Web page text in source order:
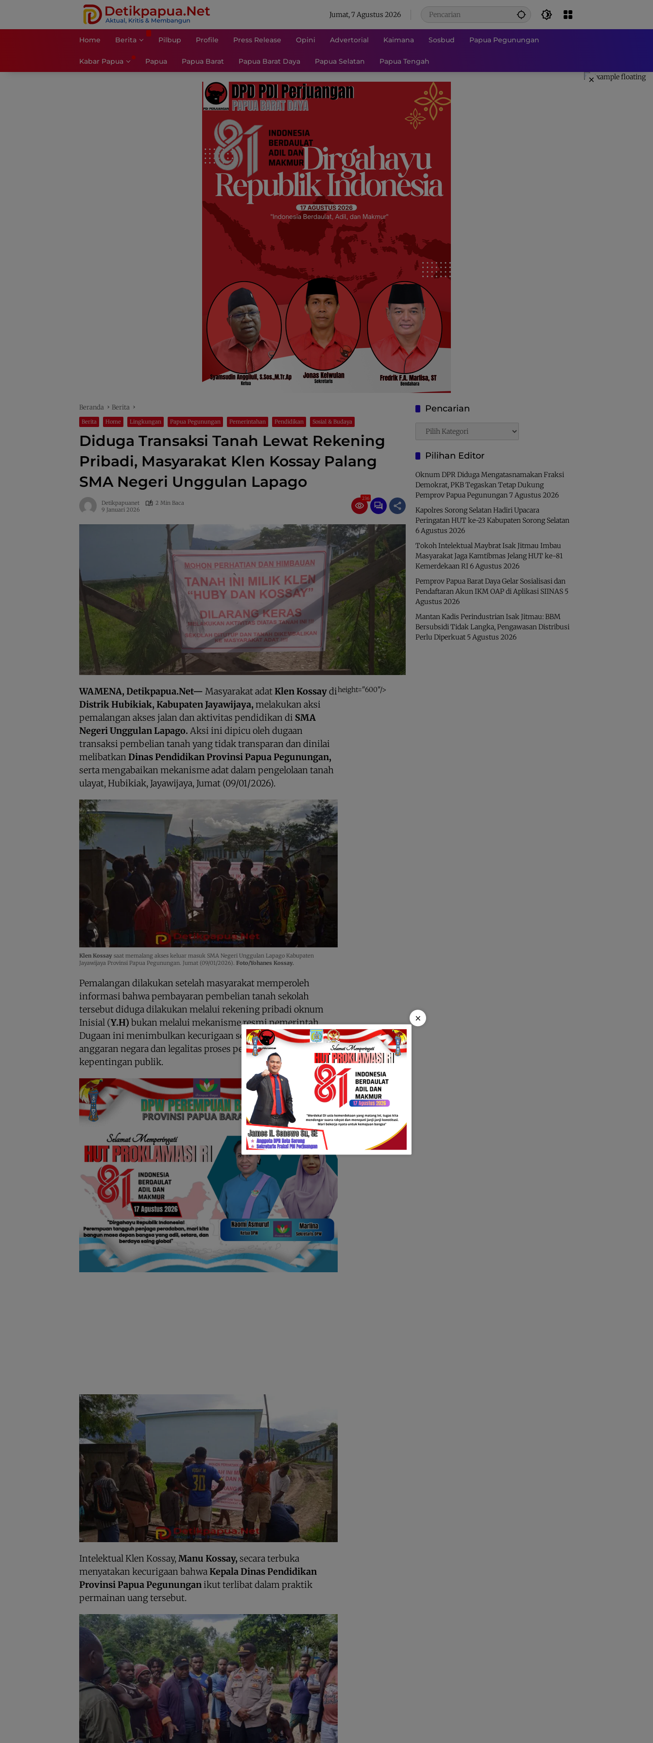
Jumat, 7 Agustus 2026
Home Berita Pilbup Profile Press Release Opini Advertorial Kaimana Sosbud Papua Pegunungan
Kabar Papua Papua Papua Barat Papua Barat Daya Papua Selatan Papua Tengah
×
Beranda Berita
Berita Home Lingkungan Papua Pegunungan Pemerintahan Pendidikan Sosial & Budaya
Diduga Transaksi Tanah Lewat Rekening
Pribadi, Masyarakat Klen Kossay Palang
SMA Negeri Unggulan Lapago
Detikpapuanet
2 Min Baca
9 Januari 2026
236
WAMENA, Detikpapua.Net— Masyarakat adatKlen Kossaydi
Distrik Hubikiak, Kabupaten Jayawijaya, melakukan aksi
pemalangan akses jalan dan aktivitas pendidikan di SMA
Negeri Unggulan Lapago. Aksi ini dipicu oleh dugaan
transaksi pembelian tanah yang tidak transparan dan dinilai
melibatkanDinas Pendidikan Provinsi Papua Pegunungan,
serta mengabaikan mekanisme adat dalam pengelolaan tanah
ulayat, Hubikiak, Jayawijaya, Jumat (09/01/2026).
Klen Kossay saat memalang akses keluar masuk SMA Negeri Unggulan Lapago Kabupaten
Jayawijaya Provinsi Papua Pegunungan. Jumat (09/01/2026). Foto/Yohanes Kossay.
Pemalangan dilakukan setelah masyarakat memperoleh
informasi bahwa pembayaran pembelian tanah sekolah
tersebut diduga dilakukan melalui rekening pribadi oknum
Inisial (Y.H) bukan melalui mekanisme resmi pemerintah.
Dugaan ini menimbulkan kecurigaan serius terkait tata kelola
anggaran negara dan legalitas proses pengadaan tanah untuk
kepentingan publik.
Intelektual Klen Kossay,Manu Kossay, secara terbuka
menyatakan kecurigaan bahwaKepalaDinas Pendidikan
Provinsi Papua Pegununganikut terlibat dalam praktik
permainan uang tersebut.
height="600"/>
Pencarian
Pencarian
Pilihan Editor
Oknum DPR Diduga Mengatasnamakan Fraksi
Demokrat, PKB Tegaskan Tetap Dukung
Pemprov Papua Pegunungan7 Agustus 2026
Kapolres Sorong Selatan Hadiri Upacara
Peringatan HUT ke-23 Kabupaten Sorong Selatan
6 Agustus 2026
Tokoh Intelektual Maybrat Isak Jitmau Imbau
Masyarakat Jaga Kamtibmas Jelang HUT ke-81
Kemerdekaan RI6 Agustus 2026
Pemprov Papua Barat Daya Gelar Sosialisasi dan
Pendaftaran Akun IKM OAP di Aplikasi SIINAS 5
Agustus 2026
Mantan Kadis Perindustrian Isak Jitmau: BBM
Bersubsidi Tidak Langka, Pengawasan Distribusi
Perlu Diperkuat 5 Agustus 2026
×